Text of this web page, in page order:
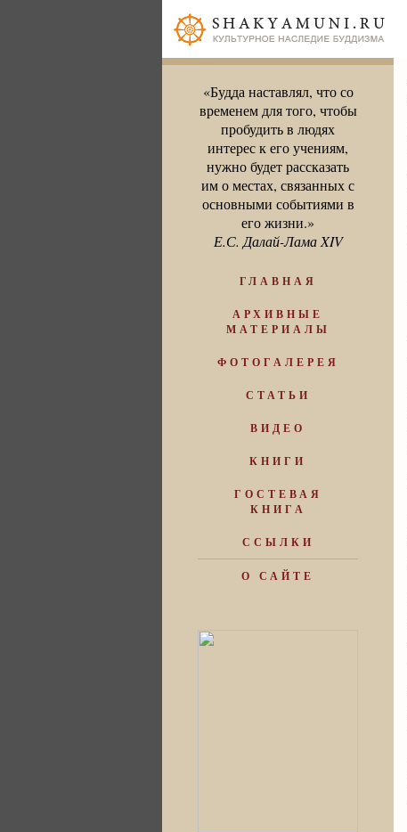
«Будда наставлял, что со
временем для того, чтобы
пробудить в людях
интерес к его учениям,
нужно будет рассказать
им о местах, связанных с
основными событиями в
его жизни.»
Е.С. Далай-Лама XIV
ГЛАВНАЯ
АРХИВНЫЕ
МАТЕРИАЛЫ
ФОТОГАЛЕРЕЯ
СТАТЬИ
ВИДЕО
КНИГИ
ГОСТЕВАЯ
КНИГА
ССЫЛКИ
О САЙТЕ